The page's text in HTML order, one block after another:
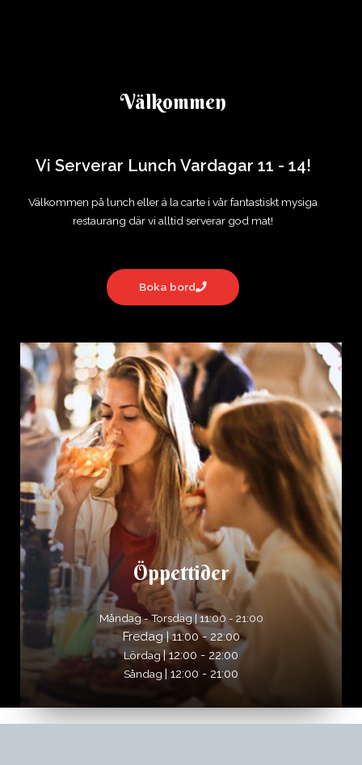
Välkommen
Vi Serverar Lunch Vardagar 11 - 14!
Välkommen på lunch eller á la carte i vår fantastiskt mysiga
restaurang där vi alltid serverar god mat!
Boka bord
Öppettider
Måndag - Torsdag | 11:00 - 21:00
Fredag | 11:00 - 22:00
Lördag| 12:00 - 22:00
Såndag | 12:00 - 21:00